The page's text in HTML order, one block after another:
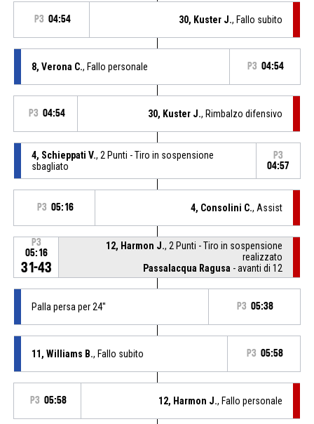
P3 04:54 30, Kuster J., Fallo subito
8, Verona C., Fallo personale P3 04:54
P3 04:54 30, Kuster J., Rimbalzo difensivo
4, Schieppati V., 2 Punti - Tiro in sospensione
sbagliato
P3
04:57
P3 05:16 4, Consolini C., Assist
P3
05:16
31-43
12, Harmon J., 2 Punti - Tiro in sospensione
realizzato
Passalacqua Ragusa - avanti di 12
Palla persa per 24'' P3 05:38
11, Williams B., Fallo subito P3 05:58
P3 05:58 12, Harmon J., Fallo personale